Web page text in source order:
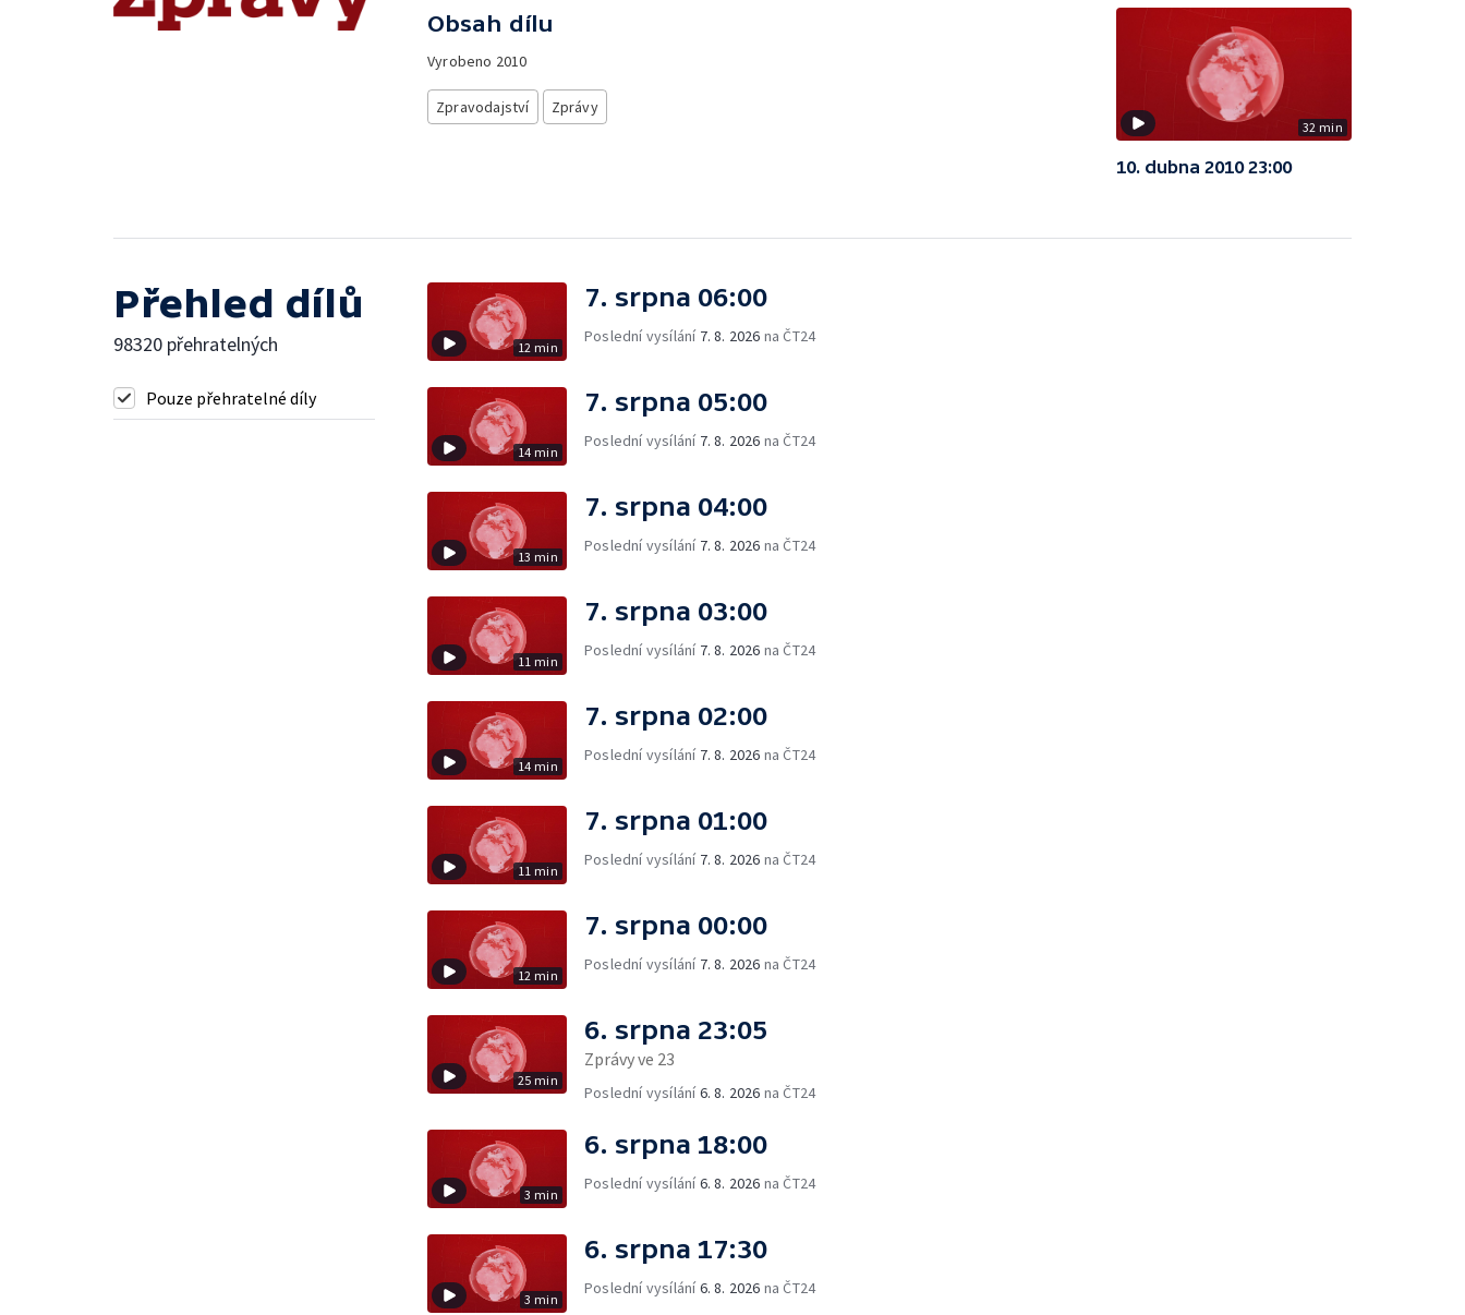
Obsah dílu
Vyrobeno 2010
Zpravodajství Zprávy
32 min
10. dubna 2010 23:00
Přehled dílů
98320 přehratelných
Pouze přehratelné díly
12 min
7. srpna 06:00
Poslední vysílání 7. 8. 2026 na ČT24
14 min
7. srpna 05:00
Poslední vysílání 7. 8. 2026 na ČT24
13 min
7. srpna 04:00
Poslední vysílání 7. 8. 2026 na ČT24
11 min
7. srpna 03:00
Poslední vysílání 7. 8. 2026 na ČT24
14 min
7. srpna 02:00
Poslední vysílání 7. 8. 2026 na ČT24
11 min
7. srpna 01:00
Poslední vysílání 7. 8. 2026 na ČT24
12 min
7. srpna 00:00
Poslední vysílání 7. 8. 2026 na ČT24
25 min
6. srpna 23:05
Zprávy ve 23
Poslední vysílání6. 8. 2026 na ČT24
3 min
6. srpna 18:00
Poslední vysílání6. 8. 2026 na ČT24
3 min
6. srpna 17:30
Poslední vysílání6. 8. 2026 na ČT24